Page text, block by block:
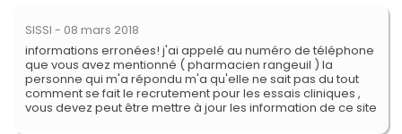
SISSI - 08 mars 2018
informations erronées! j'ai appelé au numéro de téléphone
que vous avez mentionné ( pharmacien rangeuil ) la
personne qui m'a répondu m'a qu'elle ne sait pas du tout
comment se fait le recrutement pour les essais cliniques ,
vous devez peut être mettre à jour les information de ce site